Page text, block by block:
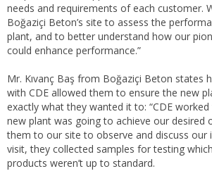
needs and requirements of each customer.
Boğaziçi Beton’s site to assess the
plant, and to better understand how our
could enhance performance.”
Mr. Kıvanç Baş from Boğaziçi Beton states
with CDE allowed them to ensure the new
exactly what they wanted it to: “CDE
new plant was going to achieve our desired
them to our site to observe and discuss our
visit, they collected samples for testing
products weren’t up to standard.